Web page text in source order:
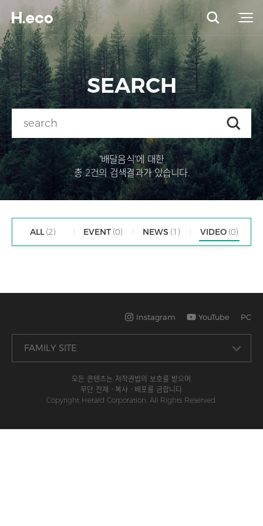
SEARCH
"배달음식"에 대한
총 2건의 검색결과가 있습니다.
ALL (2) EVENT (0) NEWS (1) VIDEO (0)
Instagram YouTube PC
모든 콘텐츠는 저작권법의 보호를 받으며,
무단 전재ㆍ복사ㆍ배포를 금합니다.
Copyright Herald Corporation. All Rights Reserved.